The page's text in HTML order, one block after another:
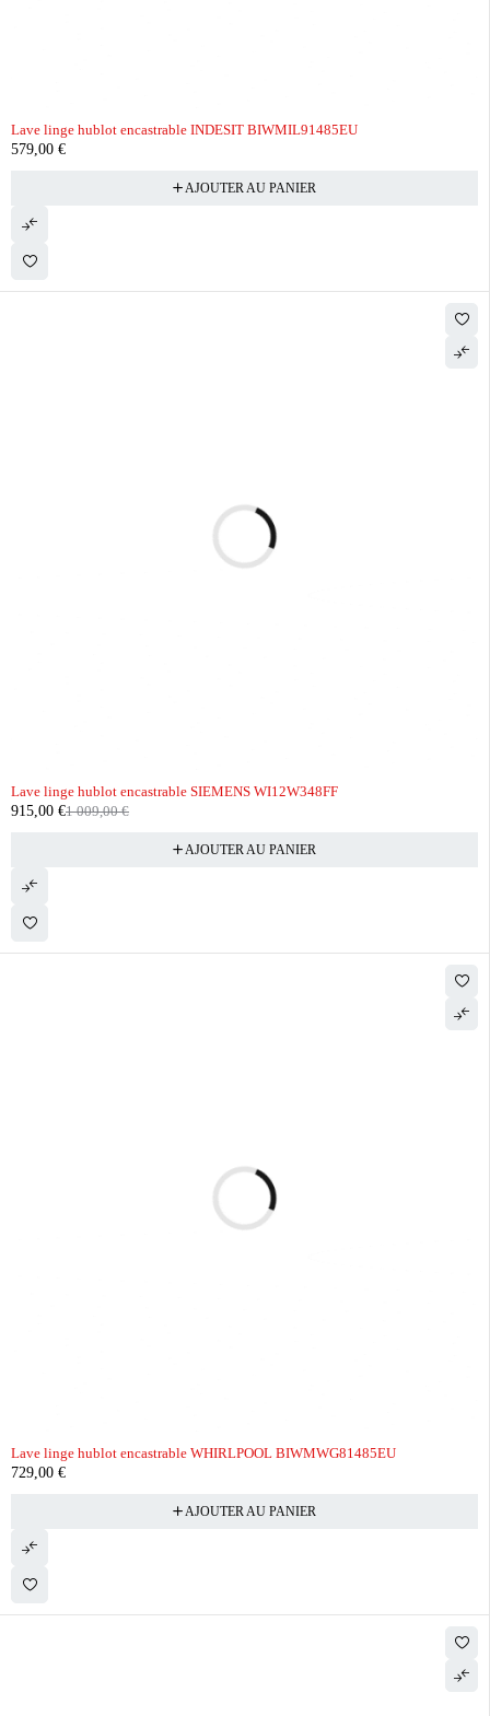
Lave linge hublot encastrable INDESIT BIWMIL91485EU
579,00 €
AJOUTER AU PANIER
Lave linge hublot encastrable SIEMENS WI12W348FF
1 009,00€
915,00 €
AJOUTER AU PANIER
Lave linge hublot encastrable WHIRLPOOL BIWMWG81485EU
729,00 €
AJOUTER AU PANIER